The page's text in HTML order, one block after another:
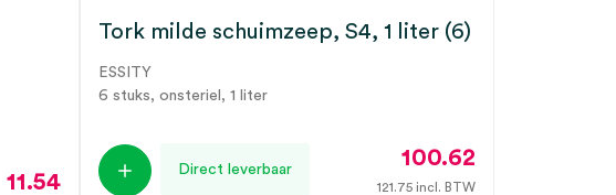
11.54
Tork milde schuimzeep, S4, 1 liter (6)
ESSITY
6 stuks, onsteriel, 1 liter
Direct leverbaar 100.62
121.75incl. BTW